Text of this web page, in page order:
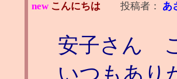
new こんにちは 投稿者： あ
安子さん
いつもあり